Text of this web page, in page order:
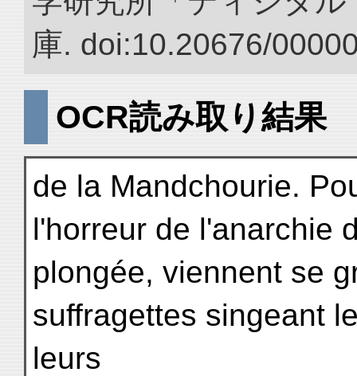
庫. doi:10.20676/
OCR読み取り結果
de la Mandchourie.
l'horreur de l'anarchie
plongée, viennent se
suffragettes singeant
leurs